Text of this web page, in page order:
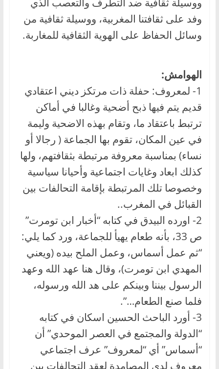
وفد على ثقافتنا المغربية، ووسيلة ثقافية من
وسائل الحفاظ على الهوية الثقافية للمغاربة.
الهوامش:
1- لمعروف: حفلة ذات مرتكز ديني اعتقادي
قديم يتم فيها ذبح أضحية وغالبا في أماكن
ترتبط باعتقاد ما، وتقام بهذه الاضحية وليمة
في عين المكان، تقوم بها الجماعة ( رجالا أو
نساء) بمناسبة معروفة مرتبطة بثقافتهم، ولها
كذلك ابعاد وغايات اجتماعية وأحيانا سياسية
وخصوصا تلك المرتبطة بإقامة التحالفات بين
القبائل في المغرب..
2- اورده البيدق في كتابه “أخبار ابن تومرت”
ص 33، بأنه طعام يهيأ للجماعة، ورد كما يلي:
“ثم عمل أسماس، وعمل الملح بيده (ويعني
المهدي ابن تومرت)، وقال هنا عهد الله وعهد
الرسول بيننا وبينكم على هد الله ورسوله،
فلما صنع الطعام…”.
3- أورد الباحث الحسين اسكان في كتابه
“الدولة والمجتمع في العصر الموحدي” أن
“أسماس” أي “لمعروف” عرف اجتماعي
معروف لدى المصامدة لعقد التحالفات بين